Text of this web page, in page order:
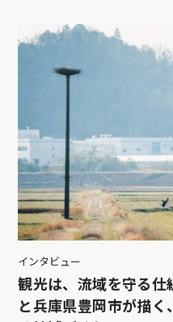
インタビュー
観光は、流域を守る仕
と兵庫県豊岡市が描